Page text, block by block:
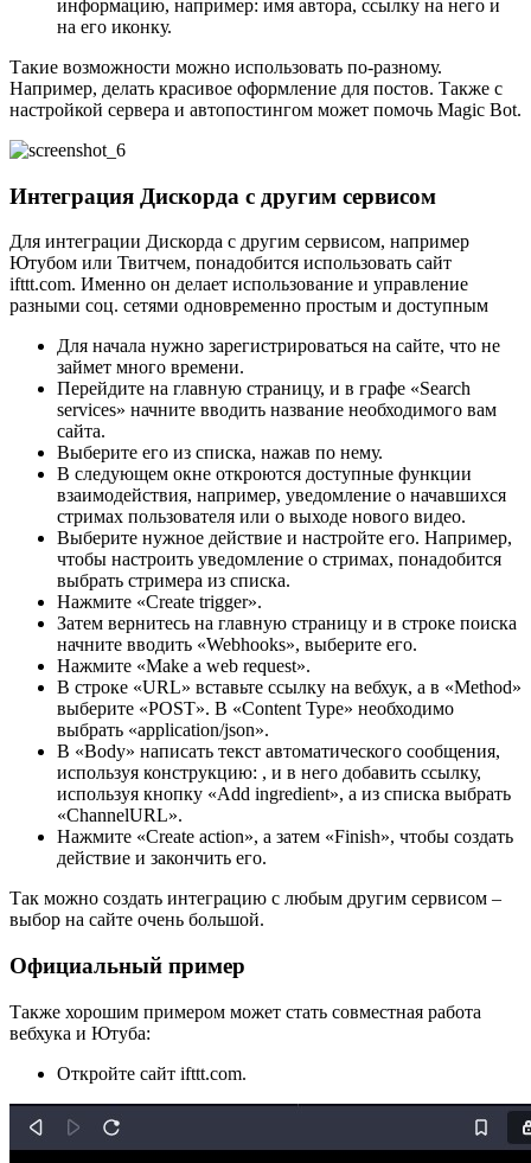
информацию, например: имя автора, ссылку на него и
на его иконку.
Такие возможности можно использовать по-разному.
Например, делать красивое оформление для постов. Также с
настройкой сервера и автопостингом может помочь Magic Bot.
Интеграция Дискорда с другим сервисом
Для интеграции Дискорда с другим сервисом, например
Ютубом или Твитчем, понадобится использовать сайт
ifttt.com. Именно он делает использование и управление
разными соц. сетями одновременно простым и доступным
Для начала нужно зарегистрироваться на сайте, что не
займет много времени.
Перейдите на главную страницу, и в графе «Search
services» начните вводить название необходимого вам
сайта.
Выберите его из списка, нажав по нему.
В следующем окне откроются доступные функции
взаимодействия, например, уведомление о начавшихся
стримах пользователя или о выходе нового видео.
Выберите нужное действие и настройте его. Например,
чтобы настроить уведомление о стримах, понадобится
выбрать стримера из списка.
Нажмите «Create trigger».
Затем вернитесь на главную страницу и в строке поиска
начните вводить «Webhooks», выберите его.
Нажмите «Make a web request».
В строке «URL» вставьте ссылку на вебхук, а в «Method»
выберите «POST». В «Content Type» необходимо
выбрать «application/json».
В «Body» написать текст автоматического сообщения,
используя конструкцию: , и в него добавить ссылку,
используя кнопку «Add ingredient», а из списка выбрать
«ChannelURL».
Нажмите «Create action», а затем «Finish», чтобы создать
действие и закончить его.
Так можно создать интеграцию с любым другим сервисом –
выбор на сайте очень большой.
Официальный пример
Также хорошим примером может стать совместная работа
вебхука и Ютуба:
Откройте сайт ifttt.com.